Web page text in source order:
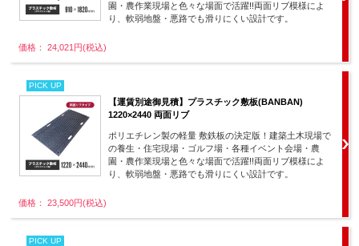
園・農作業現場と色々な場面で活躍!!両面リブ模様によ
り、軟弱地盤・悪路でも滑りにくい設計です。
価格： 24,021円(税込)
PICK UP
【運賃別途御見積】プラスチック敷板(BANBAN)
1220×2440 両面リブ
ポリエチレン製の軽量 敷鉄板の決定版！建築土木現場で
の養生・住宅現場・ゴルフ場・各種イベント会場・農
園・農作業現場と色々な場面で活躍!!両面リブ模様によ
り、軟弱地盤・悪路でも滑りにくい設計です。
価格： 23,500円(税込)
PICK UP